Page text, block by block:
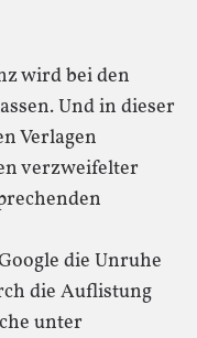
wird bei den
Und in dieser
Verlagen
verzweifelter
die Unruhe
die Auflistung
unter